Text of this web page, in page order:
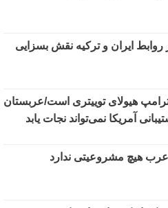
روابط ایران و ترکیه نقش بسزایی
هیولای توییتری است/عربستان
آمریکا نمی‌تواند نجات یابد
عرب هیچ مشروعیتی ندارد